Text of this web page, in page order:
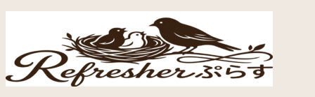
ン
ツ
へ
ー
シ
ョ